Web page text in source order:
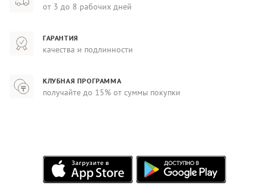
от 3 до 8 рабочих дней
ГАРАНТИЯ
качества и подлинности
КЛУБНАЯ ПРОГРАММА
получайте до 15% от суммы покупки